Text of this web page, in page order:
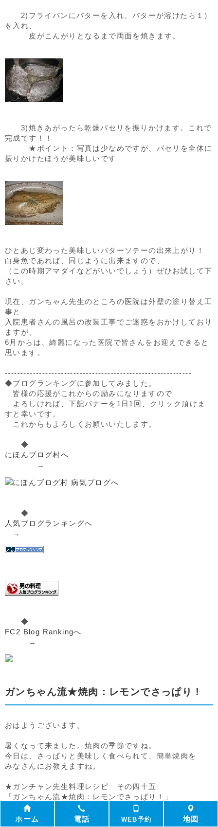
2)フライパンにバターを入れ、バターが溶けたら１）
を入れ、
皮がこんがりとなるまで両面を焼きます。
3)焼きあがったら乾燥パセリを振りかけます。これで
完成です！！
★ポイント：写真は少なめですが、パセリを全体に
振りかけたほうが美味しいです
ひとあじ変わった美味しいバターソテーの出来上がり！
白身魚であれば、同じように出来ますので、
（この時期アマダイなどがいいでしょう）ぜひお試して下
さい。
現在、ガンちゃん先生のところの医院は外壁の塗り替え工
事と
入院患者さんの風呂の改装工事でご迷惑をおかけしており
ますが、
6月からは、綺麗になった医院で皆さんをお迎えできると
思います。
------------------------------------------------------------
◆ブログランキングに参加してみました。
皆様の応援がこれからの励みになりますので
よろしければ、下記バナーを1日1回、クリック頂けま
すと幸いです。
これからもよろしくお願いいたします。
◆
にほんブログ村へ
→
◆
人気ブログランキングへ
→
◆
FC2 Blog Rankingへ
→
ガンちゃん流★焼肉：レモンでさっぱり！
おはようございます。
暑くなって来ました。焼肉の季節ですね。
今日は、さっぱりと美味しく食べられて、簡単焼肉を
みなさんにお教えますね。
★ガンチャン先生料理レシピ その四十五
「ガンちゃん流★焼肉：レモンでさっぱり！」
＜材料＞
ホーム 電話 WEB予約 地図